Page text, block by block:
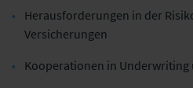
Herausforderungen in der
Versicherungen
Kooperationen in Underwriting